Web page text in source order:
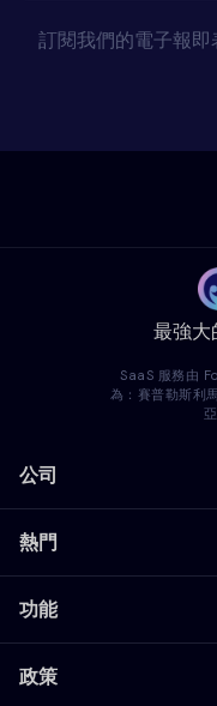
訂閱我們的電子報
最強大
SaaS 服務由
為：賽普勒斯利
公司
熱門
功能
政策